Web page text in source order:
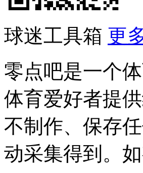
球迷工具箱 更
零点吧是一个
体育爱好者提
不制作、保存
动采集得到。